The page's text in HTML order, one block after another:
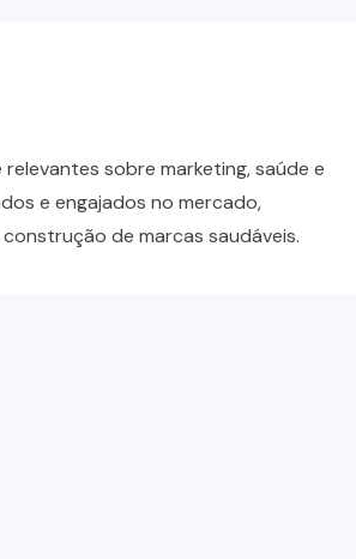
sobre marketing, saúde e
e engajados no mercado,
de marcas saudáveis.